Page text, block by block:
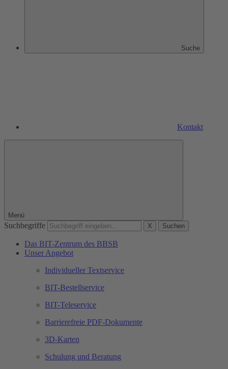
Suche
Kontakt
Menü
Suchbegriffe X Suchen
Das BIT-Zentrum des BBSB
Unser Angebot
Individueller Textservice
BIT-Bestellservice
BIT-Teleservice
Barrierefreie PDF-Dokumente
3D-Karten
Schulung und Beratung